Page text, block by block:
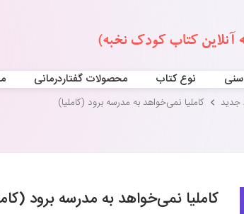
سنی نوع کتاب محصولات گفتاردرمانی
جدید کاملیا نمی‌خواهد به مدرسه برود (کاملیا)
کاملیا نمی‌خواهد به مدرسه برود